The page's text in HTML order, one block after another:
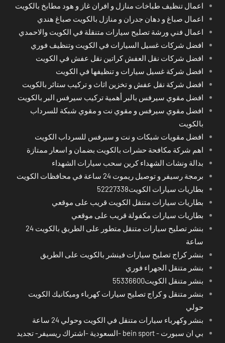
اعمال تنظيف طباخات منازل و افران غاز و هود مطابخ بالكويت
اعمال صباغ و دهان جدران و منازل بالكويت صباغ هندي
اعمال فني ورشة تصليح سيارات متنقلة في الكويت والاحمدي
افضل شركات غسيل السيارات في الكويت وتنظيف فوري
افضل شركات نقل العفش كراتين نقل عفش في الكويت
افضل شركة غسيل سيارات و تنظيفها في الكويت
افضل شركة نقل عفش و تخزين اثاث و تركيب ستائر بالكويت
افضل مقوي سيرفس بالبر أهمية تركيب سيرفس البر بالكويت
افضل مقوي سيرفس و مقوي نت و مقوي شبكة للسرداب
بالكويت
افضل مقويات شبكات و نت و سيرفس للسرداب الكويت
اهم شركة مكافحة حشرات بالكويت بضمان و اسعار ممتازة
بدالة ونشات الشهداء كرين سحب سيارات الشهداء
برمجة رسيفر و توصيل ريموت 24 ساعة في محافظات الكويت
بطاريات سيارات الكويت52227338
بطاريات سيارات متنقل الكويت قريب على موقعي
بطاريات سيارات مكفولة قريب على موقعي
بنشر تصليح سيارات متنقل متطور على الطريق بالكويت 24
ساعة
بنشر كراج تصليح سيارات فينشر بالكويت على الطريق
بنشر متنقل الجهراء فوري
بنشر متنقل الكويت55336600
بنشر متنقل و كراج تصليح سيارات كهرباء وميكانيك الكويت
حولي
بنشر وكهرباء سيارات متنقل في الكويت وحولي 24 ساعة
بي ان سبورت - bein sport -السعودية -اشتراك ريسيفر- تجديد